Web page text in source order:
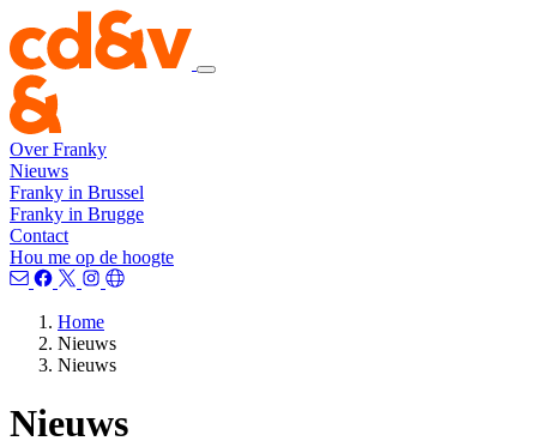
Over Franky
Nieuws
Franky in Brussel
Franky in Brugge
Contact
Hou me op de hoogte
Home
Nieuws
Nieuws
Nieuws